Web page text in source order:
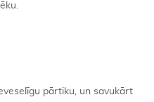
pārtiku, un savukārt